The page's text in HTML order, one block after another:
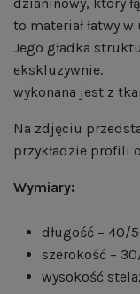
dzianinowy, który
to materiał łatwy
Jego gładka
ekskluzywnie.
wykonana jest z
Na zdjęciu
przykładzie profili
Wymiary:
długość –
szerokość –
wysokość